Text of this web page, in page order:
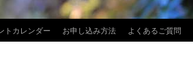
トカレンダー お申し込み方法 よくあるご質問